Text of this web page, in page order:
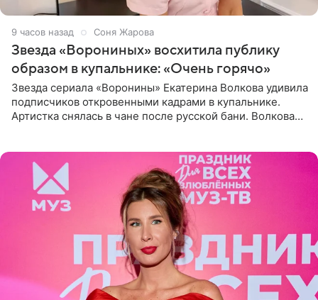
9 часов назад Соня Жарова
Звезда «Ворониных» восхитила публику
образом в купальнике: «Очень горячо»
Звезда сериала «Воронины» Екатерина Волкова удивила
подписчиков откровенными кадрами в купальнике.
Артистка снялась в чане после русской бани. Волкова